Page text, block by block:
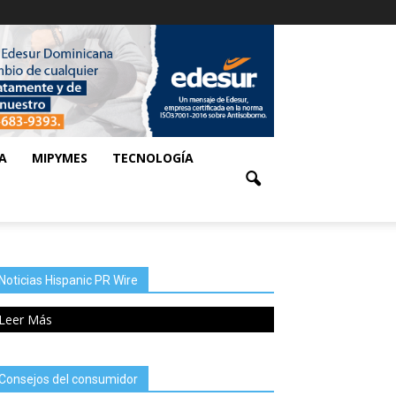
MIPYMES TECNOLOGÍA
Noticias Hispanic PR Wire
Leer Más
del consumidor